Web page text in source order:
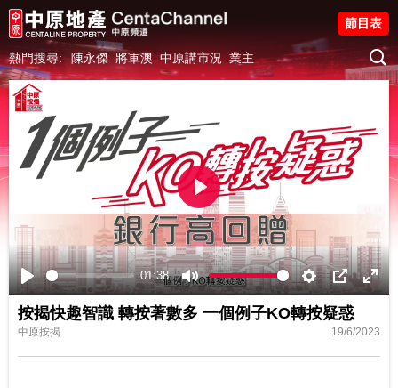
熱門搜尋: 陳永傑 將軍澳 中原講市況 業主
節目表
Play
01:38
Mute Settings
PIP
Play
按揭快趣智識 轉按著數多 一個例子KO轉按疑惑
中原按揭 19/6/2023